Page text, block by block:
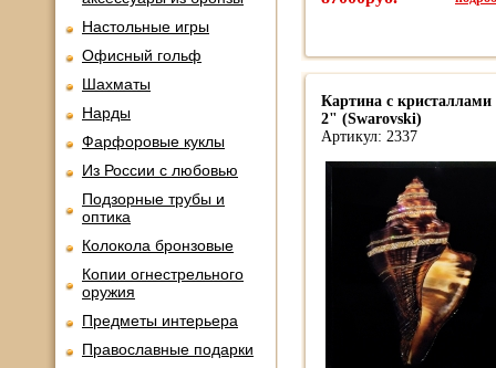
Настольные игры
Офисный гольф
Шахматы
Нарды
Фарфоровые куклы
Из России с любовью
Подзорные трубы и
оптика
Колокола бронзовые
Копии огнестрельного
оружия
Предметы интерьера
Православные подарки
Картина с
2" (Swarovski)
Артикул: 2337